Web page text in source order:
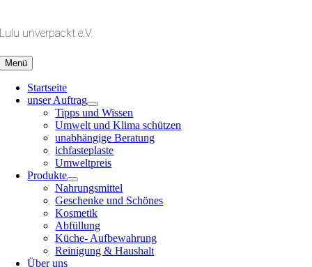
springen
Lulu unverpackt e.V.
Menü
Startseite
unser Auftrag
Tipps und Wissen
Umwelt und Klima schützen
unabhängige Beratung
ichfasteplaste
Umweltpreis
Produkte
Nahrungsmittel
Geschenke und Schönes
Kosmetik
Abfüllung
Küche- Aufbewahrung
Reinigung & Haushalt
Über uns